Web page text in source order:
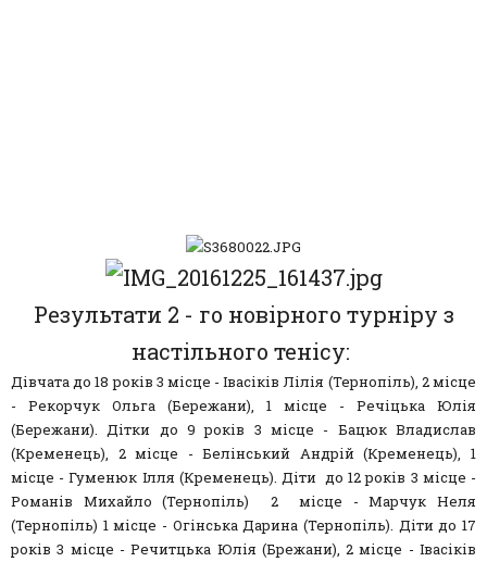
Результати 2 - го новірного турніру з
настільного тенісу:
Дівчата до 18 років 3 місце - Івасіків Лілія (Тернопіль), 2 місце
- Рекорчук Ольга (Бережани), 1 місце - Речіцька Юлія
(Бережани). Дітки до 9 років 3 місце - Бацюк Владислав
(Кременець), 2 місце - Белінський Андрій (Кременець), 1
місце - Гуменюк Ілля (Кременець). Діти до 12 років 3 місце -
Романів Михайло (Тернопіль) 2 місце - Марчук Неля
(Тернопіль) 1 місце - Огінська Дарина (Тернопіль). Діти до 17
років 3 місце - Речитцька Юлія (Брежани), 2 місце - Івасіків